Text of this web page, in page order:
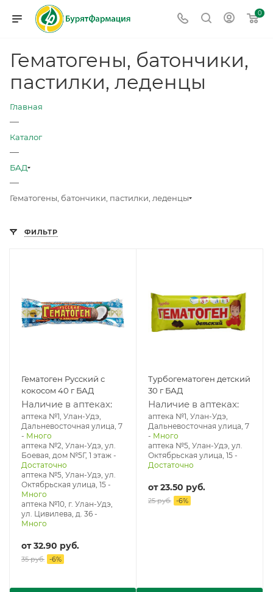
0
Гематогены, батончики,
пастилки, леденцы
Главная
—
Каталог
—
БАД
—
Гематогены, батончики, пастилки, леденцы
ФИЛЬТР
Гематоген Русский с
кокосом 40 г БАД
Наличие в аптеках:
аптека №1, Улан-Удэ,
Дальневосточная улица, 7
- Много
аптека №2, Улан-Удэ, ул.
Боевая, дом №5Г, 1 этаж -
Достаточно
аптека №5, Улан-Удэ, ул. ​
Октябрьская улица, 15 -
Много
аптека №10, г. Улан-Удэ,
ул. Цивилева, д. 36 -
Много
от32.90 руб.
35 руб. -6%
Турбогематоген детский
30 г БАД
Наличие в аптеках:
аптека №1, Улан-Удэ,
Дальневосточная улица, 7
- Много
аптека №5, Улан-Удэ, ул. ​
Октябрьская улица, 15 -
Достаточно
от23.50 руб.
25 руб. -6%